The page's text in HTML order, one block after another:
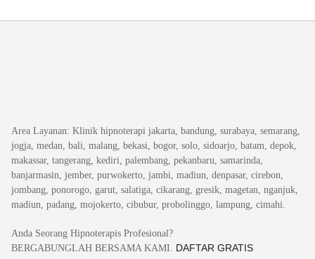
Area Layanan: Klinik hipnoterapi jakarta, bandung, surabaya, semarang,
jogja, medan, bali, malang, bekasi, bogor, solo, sidoarjo, batam, depok,
makassar, tangerang, kediri, palembang, pekanbaru, samarinda,
banjarmasin, jember, purwokerto, jambi, madiun, denpasar, cirebon,
jombang, ponorogo, garut, salatiga, cikarang, gresik, magetan, nganjuk,
madiun, padang, mojokerto, cibubur, probolinggo, lampung, cimahi.
Anda Seorang Hipnoterapis Profesional?
BERGABUNGLAH BERSAMA KAMI.
DAFTAR GRATIS